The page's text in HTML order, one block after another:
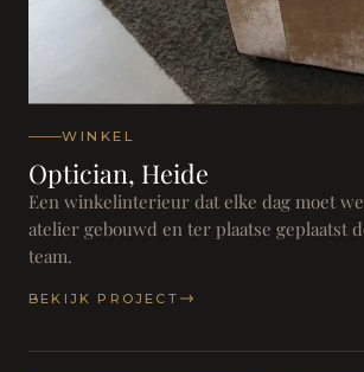
WINKEL
Optician, Heide
Een winkelinterieur dat elke dag moet
atelier gebouwd en ter plaatse geplaatst
team.
BEKIJK PROJECT